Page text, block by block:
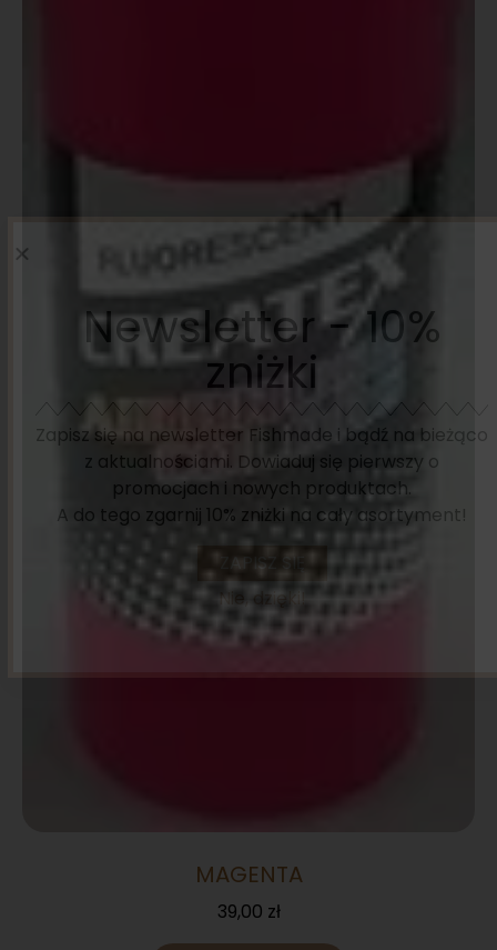
MAGENTA
39,00 zł
Newsletter - 10%
zniżki
Zapisz się na newsletter Fishmade i bądź na bieżąco
z aktualnościami. Dowiaduj się pierwszy o
promocjach i nowych produktach.
A do tego zgarnij 10% zniżki na cały asortyment!
ZAPISZ SIĘ
Nie, dzięki!